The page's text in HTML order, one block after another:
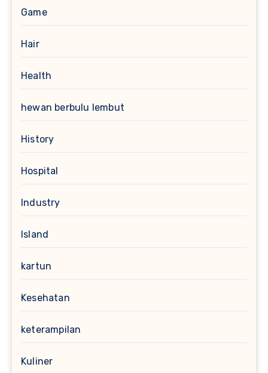
Game
Hair
Health
hewan berbulu lembut
History
Hospital
Industry
Island
kartun
Kesehatan
keterampilan
Kuliner